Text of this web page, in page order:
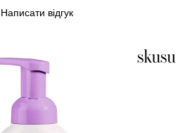
Написати відгук